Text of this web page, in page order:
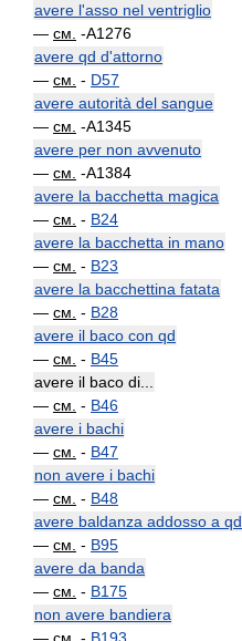
avere l'asso nel ventriglio
— см. -A1276
avere qd d'attorno
— см. - D57
avere autorità del sangue
— см. -A1345
avere per non avvenuto
— см. -A1384
avere la bacchetta magica
— см. - B24
avere la bacchetta in mano
— см. - B23
avere la bacchettina fatata
— см. - B28
avere il baco con qd
— см. - B45
avere il baco di...
— см. - B46
avere i bachi
— см. - B47
non avere i bachi
— см. - B48
avere baldanza addosso a qd
— см. - B95
avere da banda
— см. - B175
non avere bandiera